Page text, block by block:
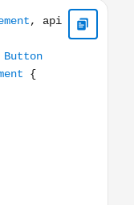
} from 'lwc'; export